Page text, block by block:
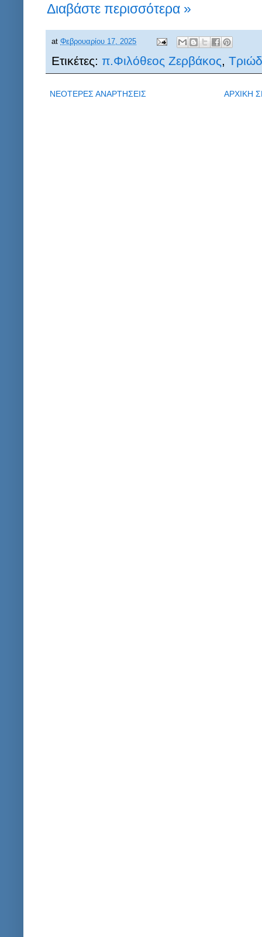
Διαβάστε περισσότερα »
at Φεβρουαρίου 17, 2025
Ετικέτες: π.Φιλόθεος Ζερβάκος,
ΝΕΟΤΕΡΕΣ ΑΝΑΡΤΗΣΕΙΣ ΑΡΧΙΚΗ